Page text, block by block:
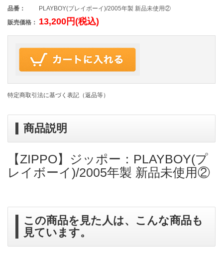
品番：
PLAYBOY(プレイボーイ)/2005年製 新品未使用②
販売価格： 13,200円(税込)
特定商取引法に基づく表記（返品等）
商品説明
【ZIPPO】ジッポー：PLAYBOY(プ
レイボーイ)/2005年製 新品未使用②
この商品を見た人は、こんな商品も
見ています。